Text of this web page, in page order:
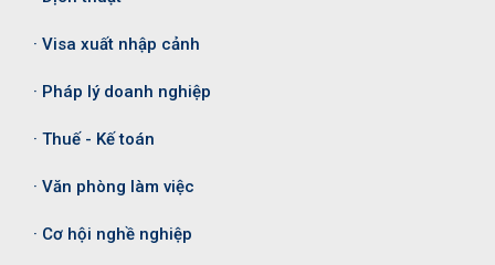
· Visa xuất nhập cảnh
· Pháp lý doanh nghiệp
· Thuế - Kế toán
· Văn phòng làm việc
· Cơ hội nghề nghiệp